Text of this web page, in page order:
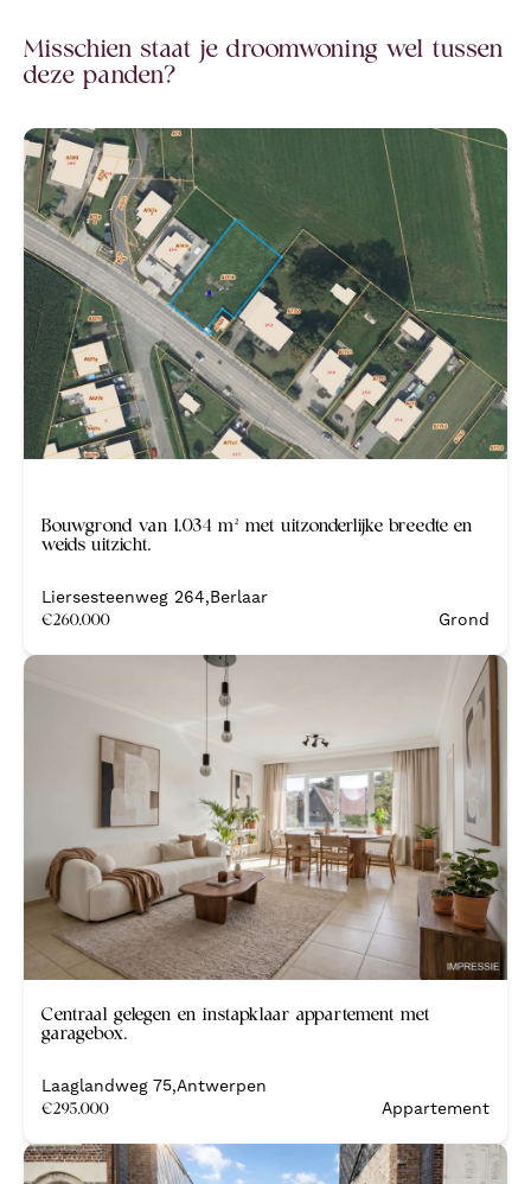
Misschien staat je droomwoning wel tussen
deze panden?
Bouwgrond van 1.034 m² met uitzonderlijke breedte en
weids uitzicht.
Liersesteenweg 264,Berlaar
€260.000 Grond
Centraal gelegen en instapklaar appartement met
garagebox.
Laaglandweg 75,Antwerpen
€295.000 Appartement